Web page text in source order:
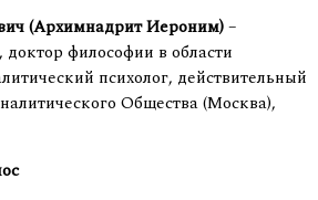
(Архимнадрит Иероним)–
доктор философии в области
психолог, действительный
Общества (Москва),